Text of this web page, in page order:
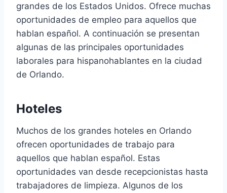
grandes de los Estados Unidos. Ofrece muchas
oportunidades de empleo para aquellos que
hablan español. A continuación se presentan
algunas de las principales oportunidades
laborales para hispanohablantes en la ciudad
de Orlando.
Hoteles
Muchos de los grandes hoteles en Orlando
ofrecen oportunidades de trabajo para
aquellos que hablan español. Estas
oportunidades van desde recepcionistas hasta
trabajadores de limpieza. Algunos de los